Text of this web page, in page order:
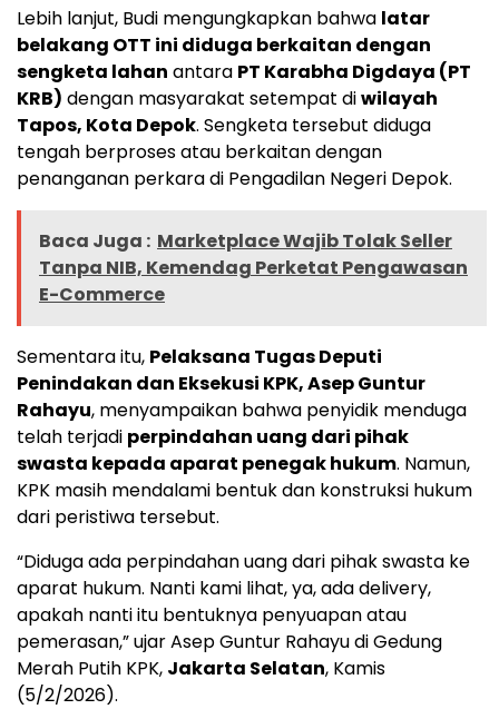
Lebih lanjut, Budi mengungkapkan bahwa latar
belakang OTT ini diduga berkaitan dengan
sengketa lahan antara PT Karabha Digdaya (PT
KRB) dengan masyarakat setempat diwilayah
Tapos, Kota Depok. Sengketa tersebut diduga
tengah berproses atau berkaitan dengan
penanganan perkara di Pengadilan Negeri Depok.
Baca Juga : Marketplace Wajib Tolak Seller
Tanpa NIB, Kemendag Perketat Pengawasan
E-Commerce
Sementara itu, Pelaksana Tugas Deputi
Penindakan dan Eksekusi KPK, Asep Guntur
Rahayu, menyampaikan bahwa penyidik menduga
telah terjadi perpindahan uang dari pihak
swasta kepada aparat penegak hukum. Namun,
KPK masih mendalami bentuk dan konstruksi hukum
dari peristiwa tersebut.
“Diduga ada perpindahan uang dari pihak swasta ke
aparat hukum. Nanti kami lihat, ya, ada delivery,
apakah nanti itu bentuknya penyuapan atau
pemerasan,” ujar Asep Guntur Rahayu di Gedung
Merah Putih KPK, Jakarta Selatan, Kamis
(5/2/2026).